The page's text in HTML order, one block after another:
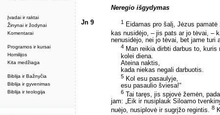
Įvadai ir raktai
Žinynai ir žodynai
Komentarai
Programos ir kursai
Homilijos
Kita medžiaga
Biblija ir Bažnyčia
Biblija ir gyvenimas
Biblija ir teologija
Neregio išgydymas
Jn 9 1
Eidamas pro šalį, Jėzus
kas nusidėjo, – jis pats ar jo tėvai, –
nenusidėjo, nei jo tėvai, bet jame turi
4 Man reikia dirbti darbus to, kuris
kolei diena.
Ateina naktis,
kada niekas negali darbuotis.
5 Kol esu pasaulyje,
esu pasaulio šviesa!“
6 Tai taręs, jis spjovė žemėn,
jam: „Eik ir nusiplauk Siloamo
nuėjo, nusiplovė ir sugrįžo regintis. 8